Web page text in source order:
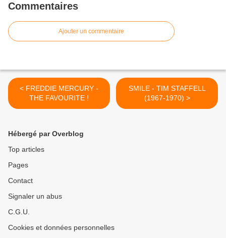
Commentaires
Ajouter un commentaire
< FREDDIE MERCURY -
THE FAVOURITE !
SMILE - TIM STAFFELL
(1967-1970) >
Hébergé par Overblog
Top articles
Pages
Contact
Signaler un abus
C.G.U.
Cookies et données personnelles